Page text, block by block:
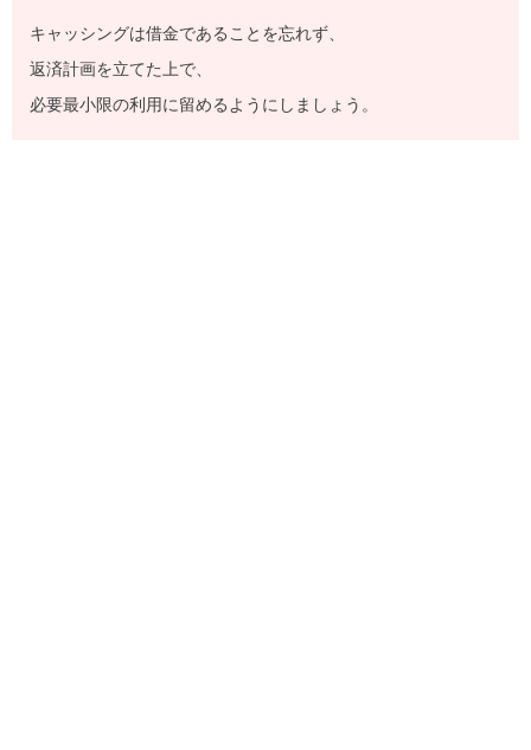
キャッシングは借金であることを忘れず、
返済計画を立てた上で、
必要最小限の利用に留めるようにしましょう。